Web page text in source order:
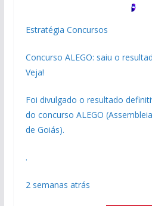
Estratégia Concursos
Concurso ALEGO: saiu o
Veja!
Foi divulgado o resultado
do concurso ALEGO
de Goiás).
.
2 semanas atrás